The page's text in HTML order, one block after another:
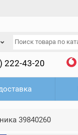
222-43-20
39840260